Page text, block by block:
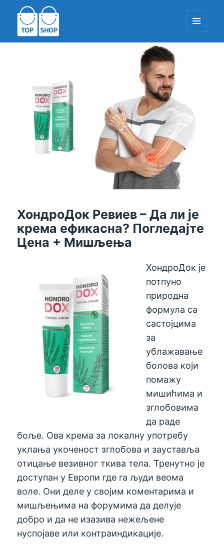
И
ХондроДок Ревиев – Да ли је
крема ефикасна? Погледајте
Цена + Мишљења
ХондроДок је
потпуно
природна
формула са
састојцима
за
ублажавање
болова који
помажу
мишићима и
зглобовима
да раде
боље. Ова крема за локалну употребу
уклања укоченост зглобова и зауставља
отицање везивног ткива тела. Тренутно је
доступан у Европи где га људи веома
воле. Они деле у својим коментарима и
мишљењима на форумима да делује
добро и да не изазива нежељене
нуспојаве или контраиндикације.